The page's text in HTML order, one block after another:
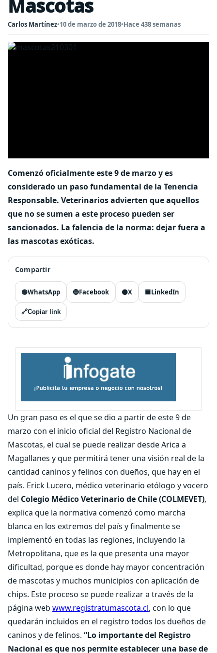
Mascotas
Carlos Martínez•10 de marzo de 2018•Hace 438 semanas
Comenzó oficialmente este 9 de marzo y es
considerado un paso fundamental de la Tenencia
Responsable. Veterinarios advierten que aquellos
que no se sumen a este proceso pueden ser
sancionados. La falencia de la norma: dejar fuera a
las mascotas exóticas.
Compartir
🟢WhatsApp 🔵Facebook ⚫X 🟦LinkedIn
🔗Copiar link
Un gran paso es el que se dio a partir de este 9 de
marzo con el inicio oficial del Registro Nacional de
Mascotas, el cual se puede realizar desde Arica a
Magallanes y que permitirá tener una visión real de la
cantidad caninos y felinos con dueños, que hay en el
país. Erick Lucero, médico veterinario etólogo y vocero
del Colegio Médico Veterinario de Chile (COLMEVET),
explica que la normativa comenzó como marcha
blanca en los extremos del país y finalmente se
implementó en todas las regiones, incluyendo la
Metropolitana, que es la que presenta una mayor
dificultad, porque es donde hay mayor concentración
de mascotas y muchos municipios con aplicación de
chips. Este proceso se puede realizar a través de la
página web www.registratumascota.cl, con lo que
quedarán incluidos en el registro todos los dueños de
caninos y de felinos. “Lo importante del Registro
Nacional es que nos permite establecer una base de